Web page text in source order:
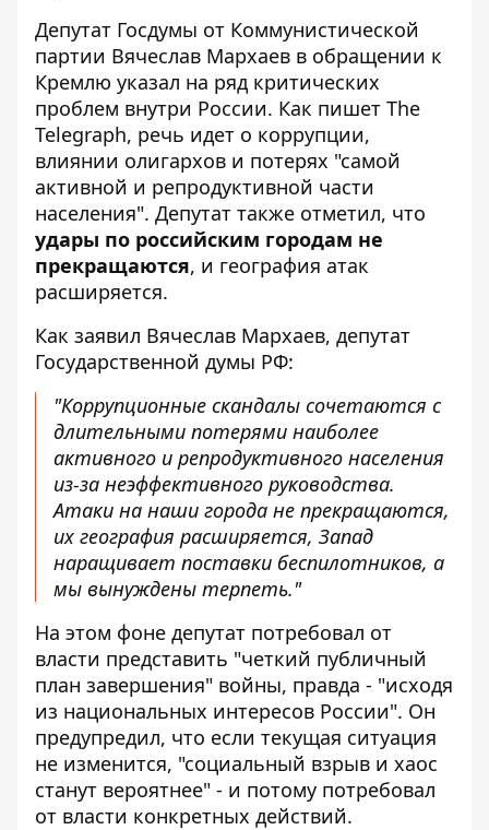
Депутат Госдумы от Коммунистической
партии Вячеслав Мархаев в обращении к
Кремлю указал на ряд критических
проблем внутри России. Как пишет The
Telegraph, речь идет о коррупции,
влиянии олигархов и потерях "самой
активной и репродуктивной части
населения". Депутат также отметил, что
удары по российским городам не
прекращаются, и география атак
расширяется.
Как заявил Вячеслав Мархаев, депутат
Государственной думы РФ:
"Коррупционные скандалы сочетаются с
длительными потерями наиболее
активного и репродуктивного населения
из-за неэффективного руководства.
Атаки на наши города не прекращаются,
их география расширяется, Запад
наращивает поставки беспилотников, а
мы вынуждены терпеть."
На этом фоне депутат потребовал от
власти представить "четкий публичный
план завершения" войны, правда - "исходя
из национальных интересов России". Он
предупредил, что если текущая ситуация
не изменится, "социальный взрыв и хаос
станут вероятнее" - и потому потребовал
от власти конкретных действий.